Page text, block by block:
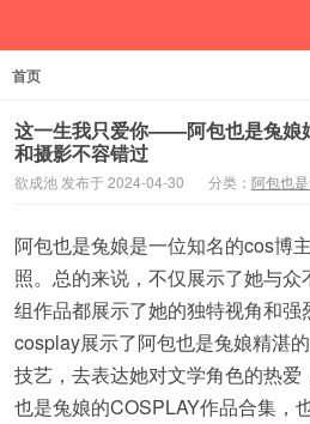
首页
这一生我只爱你——阿包也是兔娘
和摄影不容错过
欲成池 发布于 2024-04-30 分类： 阿包也
阿包也是兔娘是一位知名的cos博
照。总的来说，不仅展示了她与
组作品都展示了她的独特视角和
cosplay展示了阿包也是兔娘精湛
技艺，去表达她对文学角色的热
也是兔娘的COSPLAY作品合集，